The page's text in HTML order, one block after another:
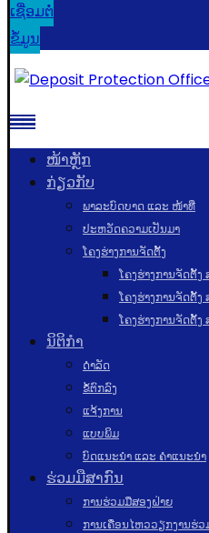
ເຊື່ອມຕໍ່
ຂໍ້ມູນ
ໜ້າຫຼັກ
ກ່ຽວກັບ
ພາລະບົດບາດ ແລະ ໜ້າທີ່
ປະຫວັດຄວາມເປັນມາ
ໂຄງຮ່າງການຈັດຕັ້ງ
ໂຄງຮ່າງການຈັດຕັ້ງ
ໂຄງຮ່າງການຈັດຕັ້
ໂຄງຮ່າງການຈັດຕັ້ງ
ນິຕິກຳ
ດຳລັດ
ຂໍ້ຕົກລົງ
ແຈ້ງການ
ແບບພິມ
ບົດແນະນໍາ ແລະ ຄໍາແນະນໍາ
ຮ່ວມມືສາກົນ
ການຮ່ວມມືສອງຝ່າຍ
ການເຄື່ອນໄຫວວຽກງານຮ່ວ